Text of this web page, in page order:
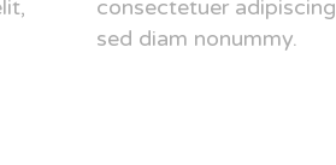
consectetuer
sed diam nonummy.